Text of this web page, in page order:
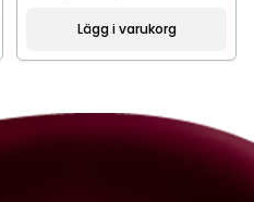
Lägg i varukorg